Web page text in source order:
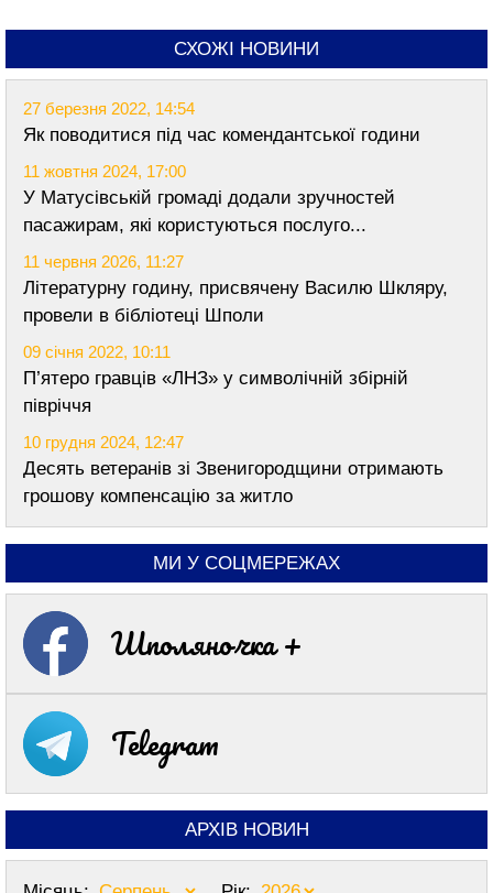
СХОЖІ НОВИНИ
27 березня 2022, 14:54
Як поводитися під час комендантської години
11 жовтня 2024, 17:00
У Матусівській громаді додали зручностей
пасажирам, які користуються послуго...
11 червня 2026, 11:27
Літературну годину, присвячену Василю Шкляру,
провели в бібліотеці Шполи
09 січня 2022, 10:11
П’ятеро гравців «ЛНЗ» у символічній збірній
півріччя
10 грудня 2024, 12:47
Десять ветеранів зі Звенигородщини отримають
грошову компенсацію за житло
МИ У СОЦМЕРЕЖАХ
Шполяночка +
Telegram
АРХІВ НОВИН